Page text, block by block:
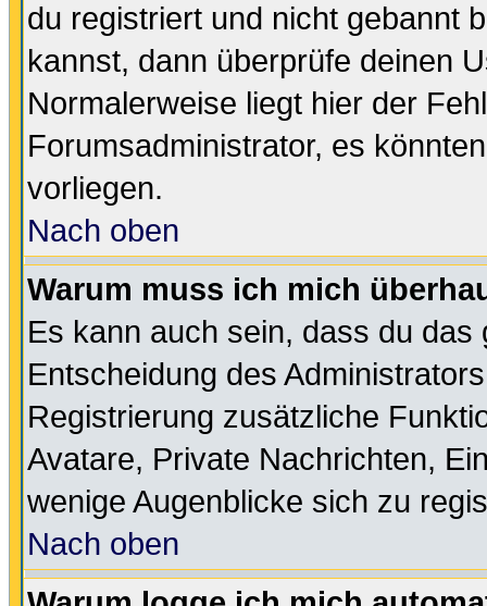
du registriert und nicht gebannt
kannst, dann überprüfe deinen
Normalerweise liegt hier der
Forumsadministrator, es
vorliegen.
Nach oben
Warum muss ich mich
Es kann auch sein, dass du
Entscheidung des
Registrierung zusätzliche
Avatare, Private Nachrichten,
wenige Augenblicke sich zu
Nach oben